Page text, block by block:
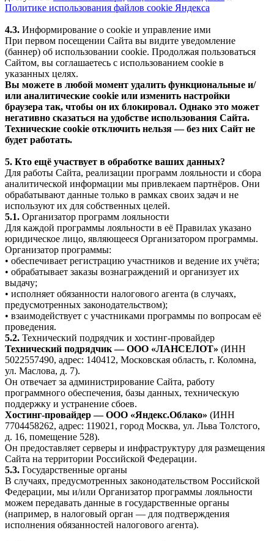
Политике использования файлов cookie Яндекса
4.3. Информирование о cookie и управление ими
При первом посещении Сайта вы видите уведомление
(баннер) об использовании cookie. Продолжая пользоваться
Сайтом, вы соглашаетесь с использованием cookie в
указанных целях.
Вы можете в любой момент удалить функциональные и/
или аналитические cookie или изменить настройки
браузера так, чтобы он их блокировал. Однако это может
негативно сказаться на удобстве использования Сайта.
Технические cookie отключить нельзя — без них Сайт не
будет работать.
5. Кто ещё участвует в обработке ваших данных?
Для работы Сайта, реализации программ лояльности и сбора
аналитической информации мы привлекаем партнёров. Они
обрабатывают данные только в рамках своих задач и не
используют их для собственных целей.
5.1. Организатор программ лояльности
Для каждой программы лояльности в её Правилах указано
юридическое лицо, являющееся Организатором программы.
Организатор программы:
• обеспечивает регистрацию участников и ведение их учёта;
• обрабатывает заказы вознаграждений и организует их
выдачу;
• исполняет обязанности налогового агента (в случаях,
предусмотренных законодательством);
• взаимодействует с участниками программы по вопросам её
проведения.
5.2. Технический подрядчик и хостинг-провайдер
Технический подрядчик — ООО «ЛАНСЕЛОТ» (ИНН
5022557490, адрес: 140412, Московская область, г. Коломна,
ул. Маслова, д. 7).
Он отвечает за администрирование Сайта, работу
программного обеспечения, базы данных, техническую
поддержку и устранение сбоев.
Хостинг-провайдер — ООО «Яндекс.Облако» (ИНН
7704458262, адрес: 119021, город Москва, ул. Льва Толстого,
д. 16, помещение 528).
Он предоставляет серверы и инфраструктуру для размещения
Сайта на территории Российской Федерации.
5.3. Государственные органы
В случаях, предусмотренных законодательством Российской
Федерации, мы и/или Организатор программы лояльности
можем передавать данные в государственные органы
(например, в налоговый орган — для подтверждения
исполнения обязанностей налогового агента).